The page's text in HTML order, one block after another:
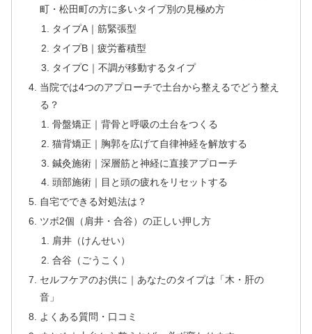
町・松田町の方に多いタイプ別の見極め方
タイプA｜筋緊張型
タイプB｜疲労蓄積型
タイプC｜不調が移動するタイプ
当院では4つのアプローチで土台から整えるでどう整え
る？
骨盤矯正｜背骨と呼吸の土台をつくる
猫背矯正｜胸郭を広げて自律神経を解放する
鍼灸施術｜深層筋と神経に直接アプローチ
頭部施術｜目と頭の疲れをリセットする
自宅でできる対処法は？
ツボ2個（肩井・合谷）の正しい押し方
肩井（けんせい）
合谷（ごうこく）
セルフケアのお供に｜あなたのタイプは「木・肝の
音」
よくある質問・口コミ